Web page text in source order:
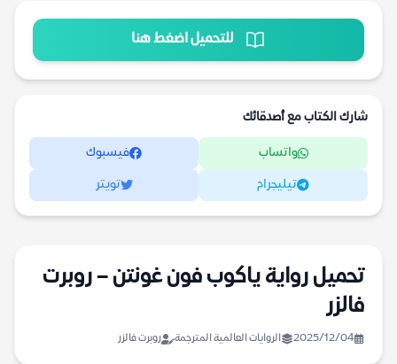
للتحميل اضغط هنا
شارك الكتاب مع أصدقائك
واتساب فيسبوك
تيليجرام تويتر
تحميل رواية ياكوب فون غونتن – روبرت
فالزر
2025/12/04 الروايات العالمية المترجمة روبرت فالزر